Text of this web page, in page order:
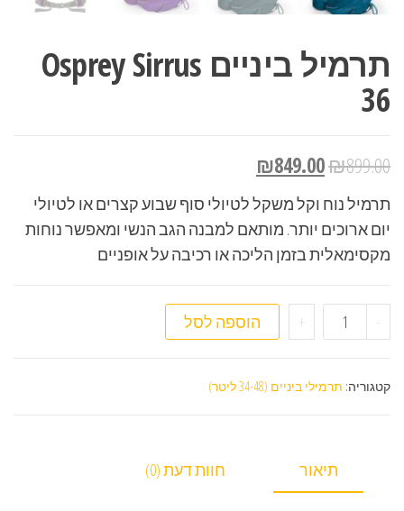
תרמיל ביניים Osprey Sirrus
36
₪899.00
₪849.00
תרמיל נוח וקל משקל לטיולי סוף שבוע קצרים או לטיולי
יום ארוכים יותר. מותאם למבנה הגב הנשי ומאפשר נוחות
מקסימאלית בזמן הליכה או רכיבה על אופניים
- כמות של תרמיל ביניים Osprey Sirrus 36
+ הוספה לסל
קטגוריה: תרמילי ביניים (34-48 ליטר)
תיאור חוות דעת (0)